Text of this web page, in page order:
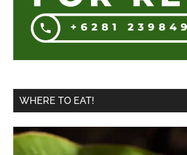
WHERE TO EAT!